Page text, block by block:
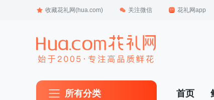
收藏花礼网(hua.com) 关注微信 花礼网app
所有分类 首页